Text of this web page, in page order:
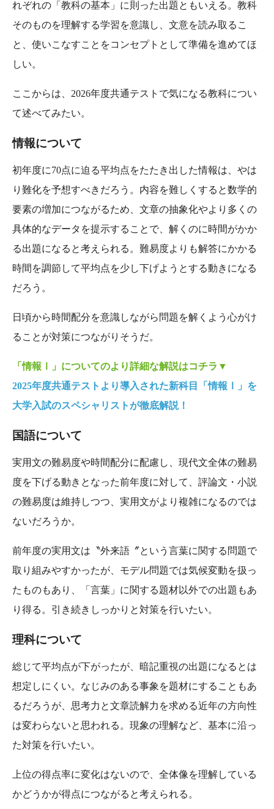
れぞれの「教科の基本」に則った出題ともいえる。教科
そのものを理解する学習を意識し、文意を読み取るこ
と、使いこなすことをコンセプトとして準備を進めてほ
しい。
ここからは、2026年度共通テストで気になる教科につい
て述べてみたい。
情報について
初年度に70点に迫る平均点をたたき出した情報は、やは
り難化を予想すべきだろう。内容を難しくすると数学的
要素の増加につながるため、文章の抽象化やより多くの
具体的なデータを提示することで、解くのに時間がかか
る出題になると考えられる。難易度よりも解答にかかる
時間を調節して平均点を少し下げようとする動きになる
だろう。
日頃から時間配分を意識しながら問題を解くよう心がけ
ることが対策につながりそうだ。
「情報Ⅰ」についてのより詳細な解説はコチラ▼
2025年度共通テストより導入された新科目「情報Ⅰ」を
大学入試のスペシャリストが徹底解説！
国語について
実用文の難易度や時間配分に配慮し、現代文全体の難易
度を下げる動きとなった前年度に対して、評論文・小説
の難易度は維持しつつ、実用文がより複雑になるのでは
ないだろうか。
前年度の実用文は〝外来語〞という言葉に関する問題で
取り組みやすかったが、モデル問題では気候変動を扱っ
たものもあり、「言葉」に関する題材以外での出題もあ
り得る。引き続きしっかりと対策を行いたい。
理科について
総じて平均点が下がったが、暗記重視の出題になるとは
想定しにくい。なじみのある事象を題材にすることもあ
るだろうが、思考力と文章読解力を求める近年の方向性
は変わらないと思われる。現象の理解など、基本に沿っ
た対策を行いたい。
上位の得点率に変化はないので、全体像を理解している
かどうかが得点につながると考えられる。